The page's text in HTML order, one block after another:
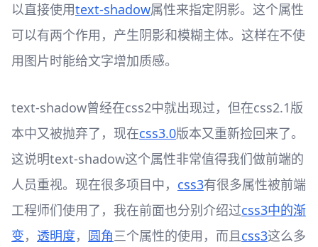
以直接使用text-shadow属性来指定阴影。这个属性
可以有两个作用，产生阴影和模糊主体。这样在不使
用图片时能给文字增加质感。
text-shadow曾经在css2中就出现过，但在css2.1版
本中又被抛弃了，现在css3.0版本又重新捡回来了。
这说明text-shadow这个属性非常值得我们做前端的
人员重视。现在很多项目中， css3有很多属性被前端
工程师们使用了，我在前面也分别介绍过css3中的渐
变， 透明度， 圆角三个属性的使用，而且css3这么多